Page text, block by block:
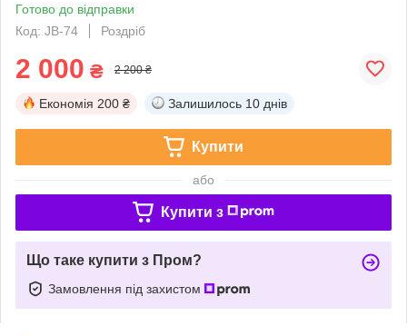
Готово до відправки
Код: JB-74
Роздріб
2 000 ₴ 2 200 ₴
Економія 200 ₴ Залишилось 10 днів
Купити
або
Купити з
Що таке купити з Пром?
Замовлення під захистом